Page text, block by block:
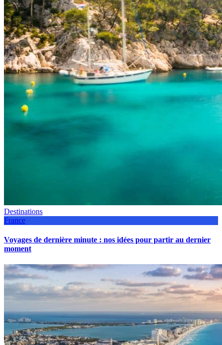
Destinations
France
Voyages de dernière minute : nos idées pour partir au dernier
moment